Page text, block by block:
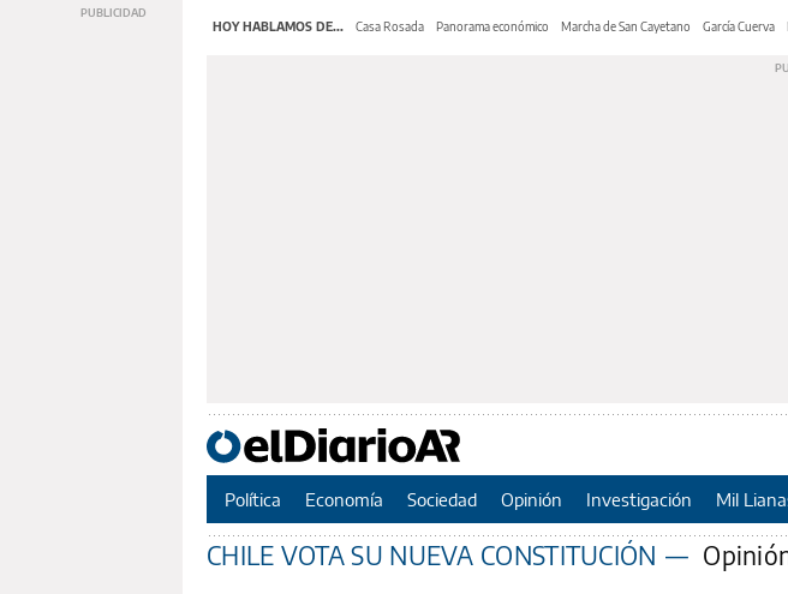
HOY HABLAMOS DE... Casa Rosada Panorama económico Marcha de San Cayetano García Cuerva
Política Economía Sociedad Opinión Investigación Mil
CHILE VOTA SU NUEVA CONSTITUCIÓN —